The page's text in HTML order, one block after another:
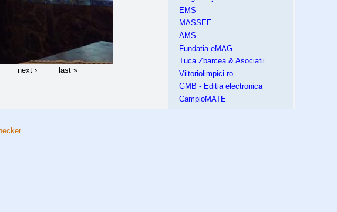
next › last »
EMS
MASSEE
AMS
Fundatia eMAG
Tuca Zbarcea & Asociatii
Viitoriolimpici.ro
GMB - Editia electronica
CampioMATE